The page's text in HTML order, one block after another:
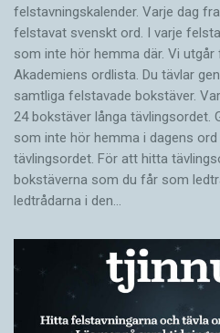
felstavningskalender. Varje dag
felstavat svenskt ord. I varje
som inte hör hemma där. Vi
Akademiens ordlista. Du tävlar
samtliga felstavade bokstäver.
24 bokstäver långa tävlingsordet.
som inte hör hemma i dagens
tävlingsordet. För att hitta
bokstäverna som du får som
ledtrådarna i den…